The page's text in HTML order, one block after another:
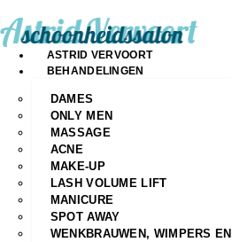
ASTRID VERVOORT
BEHANDELINGEN
DAMES
ONLY MEN
MASSAGE
ACNE
MAKE-UP
LASH VOLUME LIFT
MANICURE
SPOT AWAY
WENKBRAUWEN, WIMPERS EN